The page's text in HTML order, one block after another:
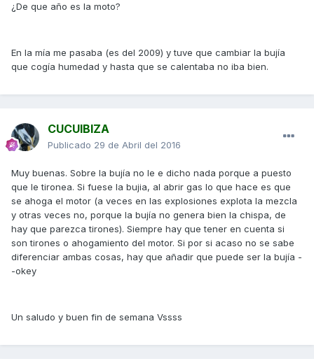
¿De que año es la moto?
En la mía me pasaba (es del 2009) y tuve que cambiar la bujía
que cogía humedad y hasta que se calentaba no iba bien.
CUCUIBIZA
Publicado 29 de Abril del 2016
Muy buenas. Sobre la bujía no le e dicho nada porque a puesto
que le tironea. Si fuese la bujia, al abrir gas lo que hace es que
se ahoga el motor (a veces en las explosiones explota la mezcla
y otras veces no, porque la bujía no genera bien la chispa, de
hay que parezca tirones). Siempre hay que tener en cuenta si
son tirones o ahogamiento del motor. Si por si acaso no se sabe
diferenciar ambas cosas, hay que añadir que puede ser la bujía -
-okey
Un saludo y buen fin de semana Vssss